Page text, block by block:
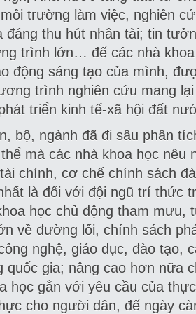
trường làm việc, nghiên
đáng thu hút nhân tài; tin
trình lớn… để các nhà
động sáng tạo của mình,
trình nghiên cứu mang
triển kinh tế-xã hội đất
bộ, ngành đã đi sâu phân
mà các nhà khoa học nêu
chính, cơ chế chính sách
là đối với đội ngũ trí thức
học chủ động tham mưu,
về đường lối, chính sách
nghệ, giáo dục, đào tạo,
quốc gia; nâng cao hơn nữa
học gắn với yêu cầu của
cho người dân, để ngày